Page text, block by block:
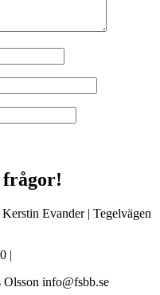
frågor!
Evander | Tegelvägen
|
Olsson info@fsbb.se